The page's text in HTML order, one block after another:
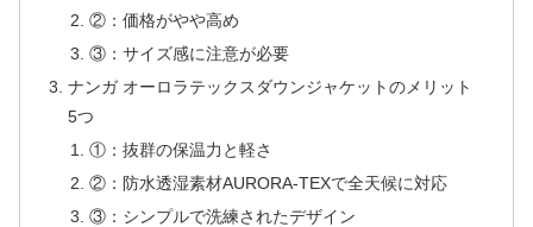
②：価格がやや高め
③：サイズ感に注意が必要
ナンガ オーロラテックスダウンジャケットのメリット
5つ
①：抜群の保温力と軽さ
②：防水透湿素材AURORA-TEXで全天候に対応
③：シンプルで洗練されたデザイン